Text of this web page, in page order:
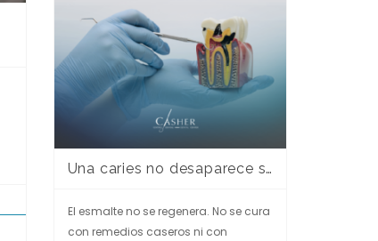
Una caries no desaparece sola. Y cuanto más esperas, más cara sale.
El esmalte no se regenera. No se cura
con remedios caseros ni con